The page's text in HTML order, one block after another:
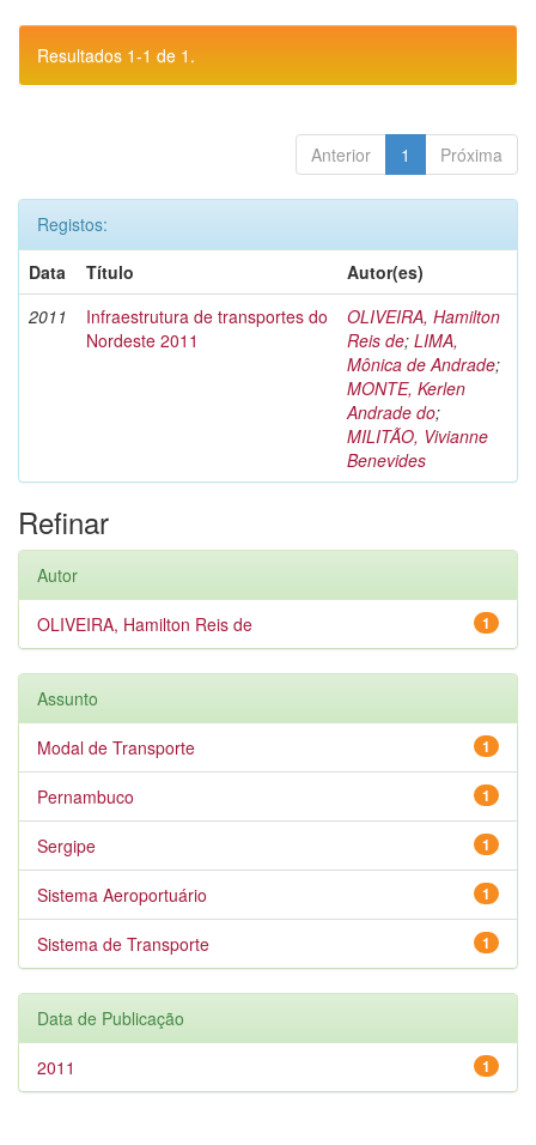
Resultados 1-1 de 1.
Anterior 1 Próxima
Registos:
Data
Título
Autor(es)
2011
Infraestrutura de transportes do
Nordeste 2011
OLIVEIRA, Hamilton
Reis de; LIMA,
Mônica de Andrade;
MONTE, Kerlen
Andrade do;
MILITÃO, Vivianne
Benevides
Refinar
Autor
1
OLIVEIRA, Hamilton Reis de
Assunto
1
Modal de Transporte
1
Pernambuco
1
Sergipe
1
Sistema Aeroportuário
1
Sistema de Transporte
Data de Publicação
1
2011